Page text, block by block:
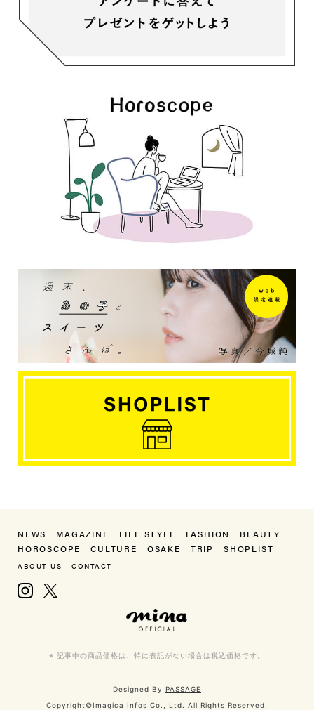
NEWS MAGAZINE LIFE STYLE FASHION
BEAUTY
HOROSCOPE
CULTURE OSAKE TRIP SHOPLIST
ABOUT US CONTACT
Instagram
※ 記事中の商品価格は、特に表記がない場合は税込価格です。
Designed By PASSAGE
Copyright©Imagica Infos Co., Ltd. All Rights Reserved.